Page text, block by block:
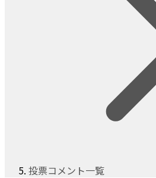
投票コメント一覧